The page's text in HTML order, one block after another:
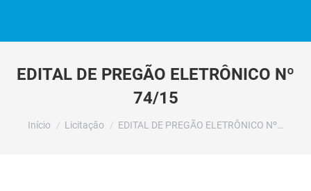
EDITAL DE PREGÃO ELETRÔNICO Nº
74/15
Você está aqui:
Início Licitação EDITAL DE PREGÃO ELETRÔNICO Nº…